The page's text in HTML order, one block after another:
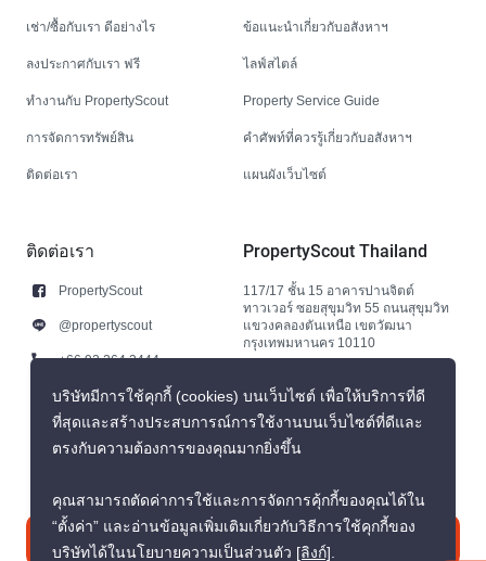
เช่า/ซื้อกับเรา ดีอย่างไร
ลงประกาศกับเรา ฟรี
ทำงานกับ PropertyScout
การจัดการทรัพย์สิน
ติดต่อเรา
ข้อแนะนำเกี่ยวกับอสังหาฯ
ไลฟ์สไตล์
Property Service Guide
คำศัพท์ที่ควรรู้เกี่ยวกับอสังหาฯ
แผนผังเว็บไซต์
ติดต่อเรา
PropertyScout
@propertyscout
+66 92 264 3444
+66 92 264 3444
contact@propertyscout.co.th
PropertyScout Thailand
117/17 ชั้น 15 อาคารปานจิตต์
ทาวเวอร์ ซอยสุขุมวิท 55 ถนนสุขุมวิท
แขวงคลองตันเหนือ เขตวัฒนา
กรุงเทพมหานคร 10110
ติดต่อเรา
บริษัทมีการใช้คุกกี้ (cookies) บนเว็บไซต์ เพื่อให้บริการที่ดี
ที่สุดและสร้างประสบการณ์การใช้งานบนเว็บไซต์ที่ดีและ
ตรงกับความต้องการของคุณมากยิ่งขึ้น
คุณสามารถตัดค่าการใช้และการจัดการคุ้กกี้ของคุณได้ใน
“ตั้งค่า” และอ่านข้อมูลเพิ่มเติมเกี่ยวกับวิธีการใช้คุกกี้ของ
บริษัทได้ในนโยบายความเป็นส่วนตัว [ลิงก์].